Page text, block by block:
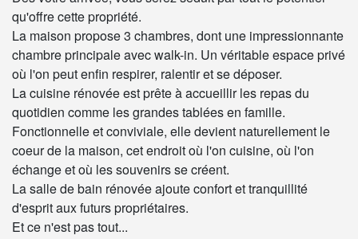
qu'offre cette propriété.
La maison propose 3 chambres, dont une impressionnante
chambre principale avec walk-in. Un véritable espace privé
où l'on peut enfin respirer, ralentir et se déposer.
La cuisine rénovée est prête à accueillir les repas du
quotidien comme les grandes tablées en famille.
Fonctionnelle et conviviale, elle devient naturellement le
coeur de la maison, cet endroit où l'on cuisine, où l'on
échange et où les souvenirs se créent.
La salle de bain rénovée ajoute confort et tranquillité
d'esprit aux futurs propriétaires.
Et ce n'est pas tout...